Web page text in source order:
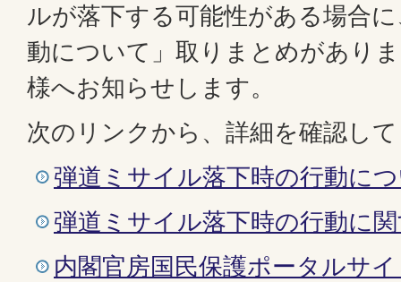
ルが落下する可能性がある場合
動について」取りまとめがあり
様へお知らせします。
次のリンクから、詳細を確認し
弾道ミサイル落下時の行動に
弾道ミサイル落下時の行動に
内閣官房国民保護ポータルサ